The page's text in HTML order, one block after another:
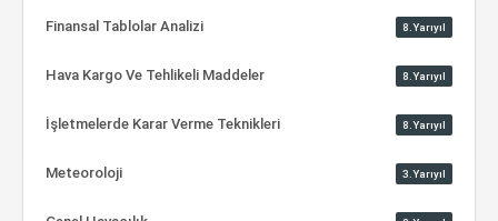
Finansal Tablolar Analizi 8.Yarıyıl
Hava Kargo Ve Tehlikeli Maddeler 8.Yarıyıl
İşletmelerde Karar Verme Teknikleri 8.Yarıyıl
Meteoroloji 3.Yarıyıl